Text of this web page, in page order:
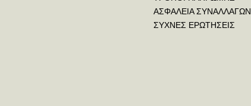
ΑΣΦΑΛΕΙΑ ΣΥΝΑΛΛΑΓΩΝ
ΣΥΧΝΕΣ ΕΡΩΤΗΣΕΙΣ